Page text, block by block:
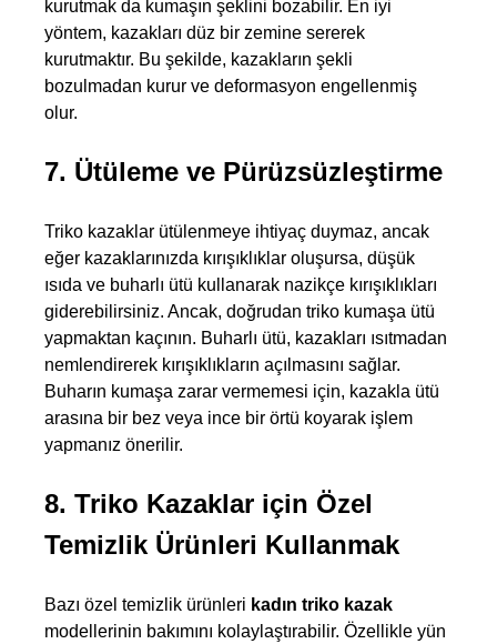
kurutmak da kumaşın şeklini bozabilir. En iyi
yöntem, kazakları düz bir zemine sererek
kurutmaktır. Bu şekilde, kazakların şekli
bozulmadan kurur ve deformasyon engellenmiş
olur.
7. Ütüleme ve Pürüzsüzleştirme
Triko kazaklar ütülenmeye ihtiyaç duymaz, ancak
eğer kazaklarınızda kırışıklıklar oluşursa, düşük
ısıda ve buharlı ütü kullanarak nazikçe kırışıklıkları
giderebilirsiniz. Ancak, doğrudan triko kumaşa ütü
yapmaktan kaçının. Buharlı ütü, kazakları ısıtmadan
nemlendirerek kırışıklıkların açılmasını sağlar.
Buharın kumaşa zarar vermemesi için, kazakla ütü
arasına bir bez veya ince bir örtü koyarak işlem
yapmanız önerilir.
8. Triko Kazaklar için Özel
Temizlik Ürünleri Kullanmak
Bazı özel temizlik ürünleri kadın triko kazak
modellerinin bakımını kolaylaştırabilir. Özellikle yün
İndirim ve fırsatlardan ilk sizin haberiniz olsun, kayıt
olun ve avantajlardan yararlanın!
Kampanya, duyuru ve bilgilendirmelerden E-Posta,
WhatsApp ve SMS yoluyla haberdar olmak istediğimi
Aydınlatma metni için tıklayın